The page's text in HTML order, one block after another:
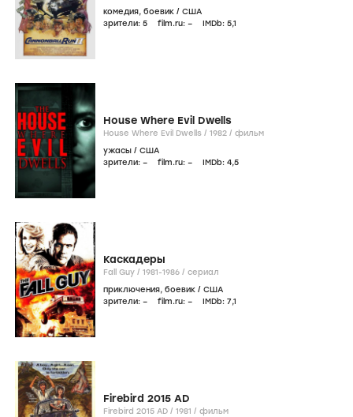
комедия, боевик / США
зрители: 5 film.ru: – IMDb: 5,1
House Where Evil Dwells
House Where Evil Dwells / 1982 / фильм
ужасы / США
зрители: – film.ru: – IMDb: 4,5
Каскадеры
Fall Guy / 1981-1986 / сериал
приключения, боевик / США
зрители: – film.ru: – IMDb: 7,1
Firebird 2015 AD
Firebird 2015 AD / 1981 / фильм